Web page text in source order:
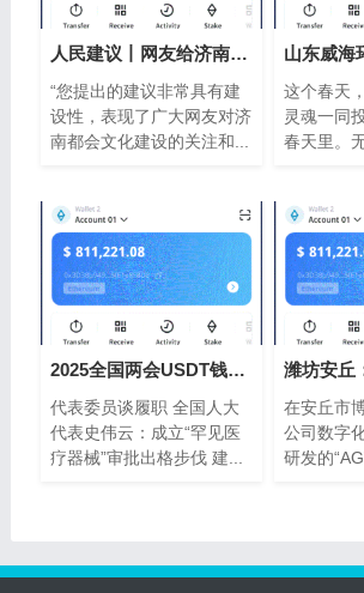
人民建议丨网友给济南文旅“支以太坊钱
“您提出的建议非常具有建
设性，表现了广大网友对济
南都会文化建设的关注和...
这个春天
灵魂一同
春天里。
2025全国两会USDT钱包山东声音
代表委员谈履职 全国人大
代表史伟云：成立“罕见医
疗器械”审批出格步伐 建...
在安丘市
公司数字
研发的